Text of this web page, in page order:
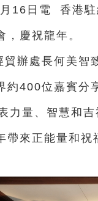
16日電 香港
，慶祝龍年。
貿辦處長何美智
約400位嘉賓分
力量、智慧和
帶來正能量和